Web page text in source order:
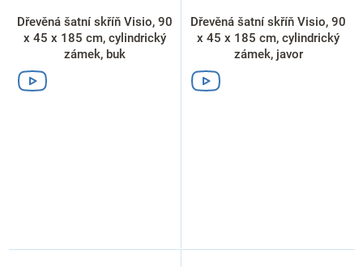
Dřevěná šatní skříň Visio, 90
x 45 x 185 cm, cylindrický
zámek, buk
Dřevěná šatní skříň Visio, 90
x 45 x 185 cm, cylindrický
zámek, javor